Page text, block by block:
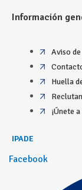
Información
Aviso
Huella
¡Únete
IPADE
Facebook